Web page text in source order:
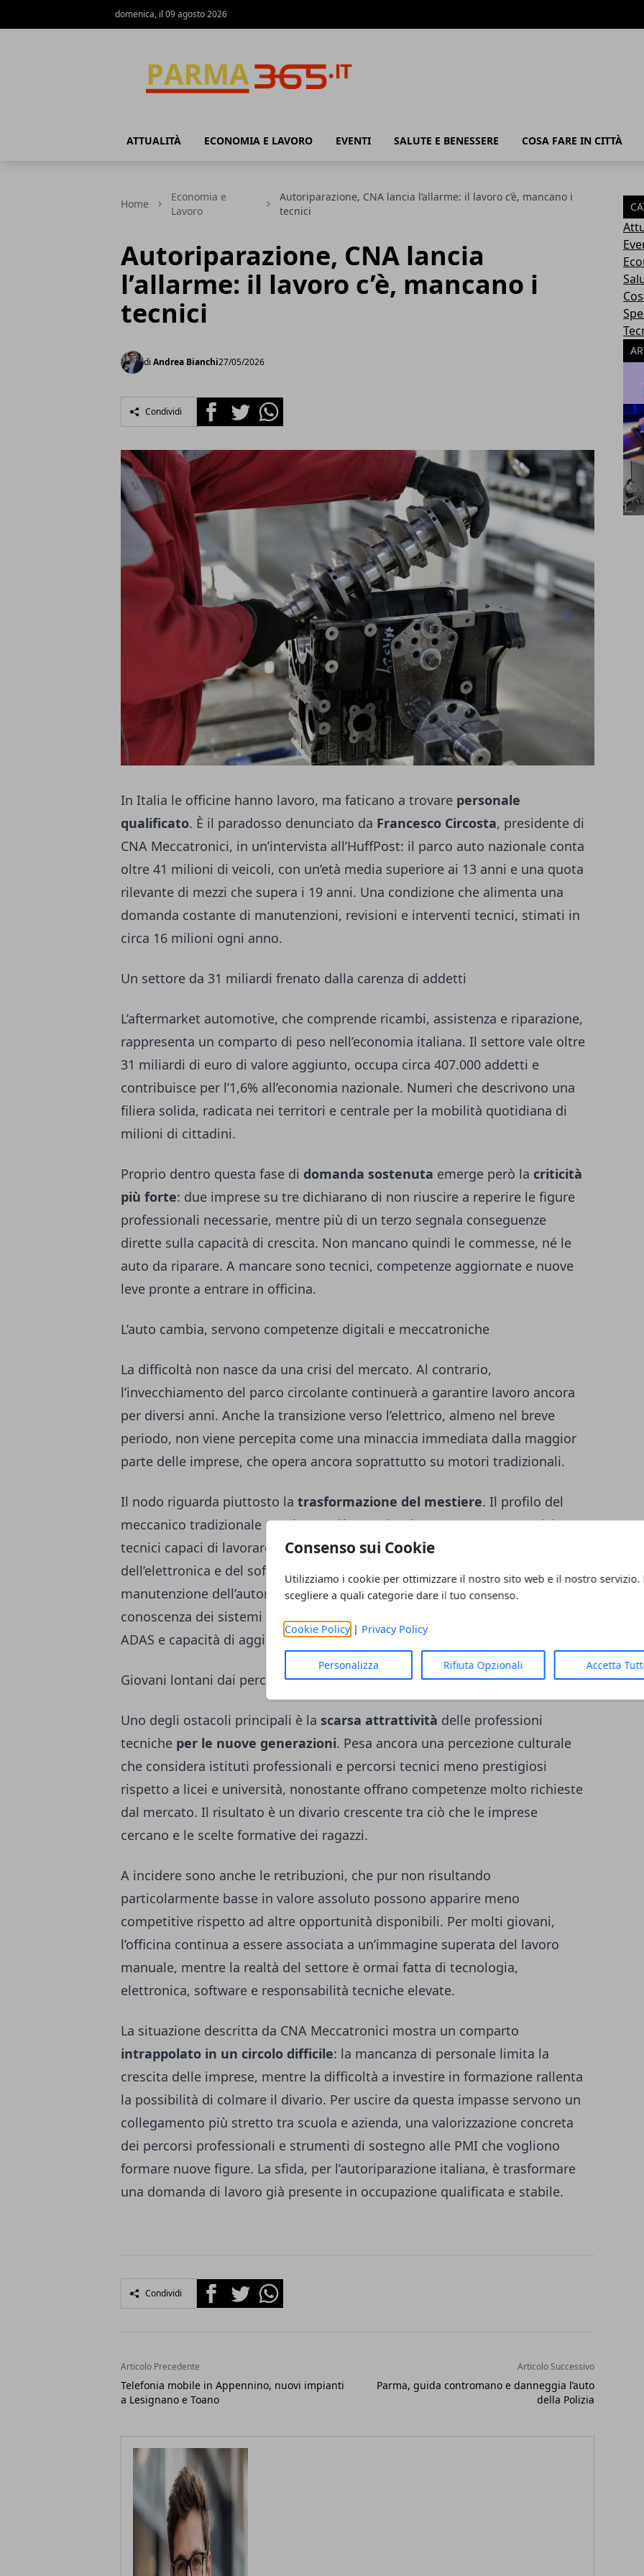
Consenso sui Cookie
Utilizziamo i cookie per ottimizzare il nostro sito web e il nostro servizio.
scegliere a quali categorie dare il tuo consenso.
Cookie Policy| Privacy Policy
Personalizza Rifiuta Opzionali Accetta
domenica, il 09 agosto 2026
ATTUALITÀ ECONOMIA E LAVORO EVENTI SALUTE E BENESSERE COSA FARE IN CITTÀ
Home
Economia e
Lavoro
Autoriparazione, CNA lancia l’allarme: il lavoro c’è, mancano i
tecnici
Autoriparazione, CNA lancia
l’allarme: il lavoro c’è, mancano i
tecnici
di Andrea Bianchi27/05/2026
Condividi FacebookTwitterWhatsapp
In Italia le officine hanno lavoro, ma faticano a trovare personale
qualificato. È il paradosso denunciato da Francesco Circosta, presidente di
CNA Meccatronici, in un’intervista all’HuffPost: il parco auto nazionale conta
oltre 41 milioni di veicoli, con un’età media superiore ai 13 anni e una quota
rilevante di mezzi che supera i 19 anni. Una condizione che alimenta una
domanda costante di manutenzioni, revisioni e interventi tecnici, stimati in
circa 16 milioni ogni anno.
Un settore da 31 miliardi frenato dalla carenza di addetti
L’aftermarket automotive, che comprende ricambi, assistenza e riparazione,
rappresenta un comparto di peso nell’economia italiana. Il settore vale oltre
31 miliardi di euro di valore aggiunto, occupa circa 407.000 addetti e
contribuisce per l’1,6% all’economia nazionale. Numeri che descrivono una
filiera solida, radicata nei territori e centrale per la mobilità quotidiana di
milioni di cittadini.
Proprio dentro questa fase di domanda sostenuta emerge però la criticità
più forte: due imprese su tre dichiarano di non riuscire a reperire le figure
professionali necessarie, mentre più di un terzo segnala conseguenze
dirette sulla capacità di crescita. Non mancano quindi le commesse, né le
auto da riparare. A mancare sono tecnici, competenze aggiornate e nuove
leve pronte a entrare in officina.
L’auto cambia, servono competenze digitali e meccatroniche
La difficoltà non nasce da una crisi del mercato. Al contrario,
l’invecchiamento del parco circolante continuerà a garantire lavoro ancora
per diversi anni. Anche la transizione verso l’elettrico, almeno nel breve
periodo, non viene percepita come una minaccia immediata dalla maggior
parte delle imprese, che opera ancora soprattutto su motori tradizionali.
Il nodo riguarda piuttosto la trasformazione del mestiere. Il profilo del
meccanico tradizionale non basta più. Le aziende cercano meccatronici,
tecnici capaci di lavorare con controlli numerici, professionisti
dell’elettronica e del software, analisti dei dati, saldatori e tornitori. La
manutenzione dell’automobile richiede oggi diagnostica digitale,
conoscenza dei sistemi elettronici avanzati, competenze sui dispositivi
ADAS e capacità di aggiornarsi con continuità.
Giovani lontani dai percorsi tecnici
Uno degli ostacoli principali è la scarsa attrattività delle professioni
tecniche per le nuove generazioni. Pesa ancora una percezione culturale
che considera istituti professionali e percorsi tecnici meno prestigiosi
rispetto a licei e università, nonostante offrano competenze molto richieste
dal mercato. Il risultato è un divario crescente tra ciò che le imprese
cercano e le scelte formative dei ragazzi.
A incidere sono anche le retribuzioni, che pur non risultando
particolarmente basse in valore assoluto possono apparire meno
competitive rispetto ad altre opportunità disponibili. Per molti giovani,
l’officina continua a essere associata a un’immagine superata del lavoro
manuale, mentre la realtà del settore è ormai fatta di tecnologia,
elettronica, software e responsabilità tecniche elevate.
La situazione descritta da CNA Meccatronici mostra un comparto
intrappolato in un circolo difficile: la mancanza di personale limita la
crescita delle imprese, mentre la difficoltà a investire in formazione rallenta
la possibilità di colmare il divario. Per uscire da questa impasse servono un
collegamento più stretto tra scuola e azienda, una valorizzazione concreta
dei percorsi professionali e strumenti di sostegno alle PMI che vogliono
formare nuove figure. La sfida, per l’autoriparazione italiana, è trasformare
una domanda di lavoro già presente in occupazione qualificata e stabile.
Condividi FacebookTwitterWhatsapp
Articolo Precedente
Telefonia mobile in Appennino, nuovi impianti
a Lesignano e Toano
Articolo Successivo
Parma, guida contromano e danneggia l’auto
della Polizia